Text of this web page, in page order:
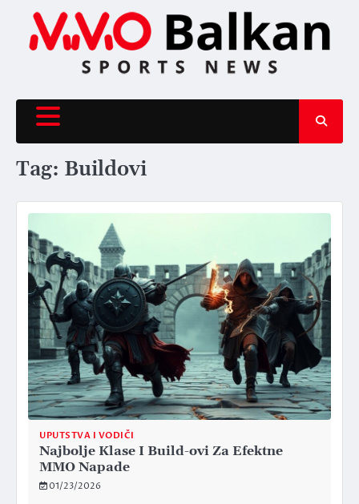
content
Tag: Buildovi
UPUTSTVA I VODIČI
Najbolje Klase I Build-ovi Za Efektne
MMO Napade
01/23/2026